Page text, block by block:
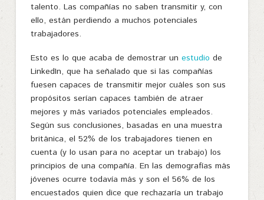
talento. Las compañías no saben transmitir y, con
ello, están perdiendo a muchos potenciales
trabajadores.
Esto es lo que acaba de demostrar un estudio de
LinkedIn, que ha señalado que si las compañías
fuesen capaces de transmitir mejor cuáles son sus
propósitos serían capaces también de atraer
mejores y más variados potenciales empleados.
Según sus conclusiones, basadas en una muestra
británica, el 52% de los trabajadores tienen en
cuenta (y lo usan para no aceptar un trabajo) los
principios de una compañía. En las demografías más
jóvenes ocurre todavía más y son el 56% de los
encuestados quien dice que rechazaría un trabajo